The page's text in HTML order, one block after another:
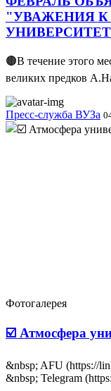
"УВАЖЕНИЯ
🟤В течение этого
великих предков
Пресс-служба ВУЗа
Фотогалерея
☑️ Атмосфера
&nbsp; AFU (https://
&nbsp; Telegram